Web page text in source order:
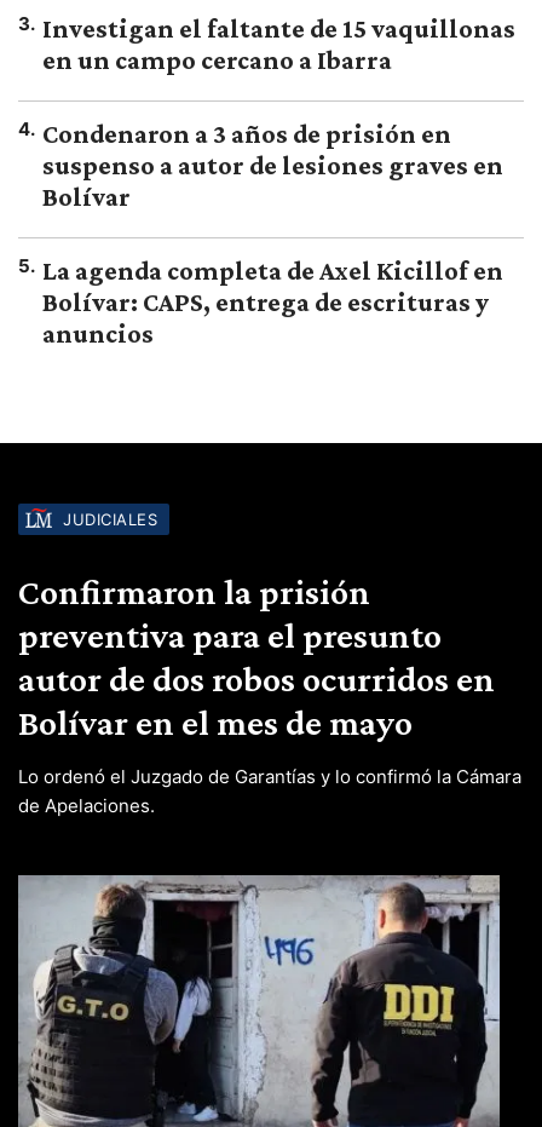
3. Investigan el faltante de 15 vaquillonas
en un campo cercano a Ibarra
4. Condenaron a 3 años de prisión en
suspenso a autor de lesiones graves en
Bolívar
5. La agenda completa de Axel Kicillof en
Bolívar: CAPS, entrega de escrituras y
anuncios
JUDICIALES
Confirmaron la prisión
preventiva para el presunto
autor de dos robos ocurridos en
Bolívar en el mes de mayo
Lo ordenó el Juzgado de Garantías y lo confirmó la Cámara
de Apelaciones.